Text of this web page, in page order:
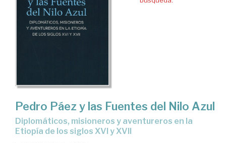
Pedro Páez y las Fuentes del Nilo Azul
diplomáticos, misioneros y aventureros en la
Etiopía de los siglos XVI y XVII